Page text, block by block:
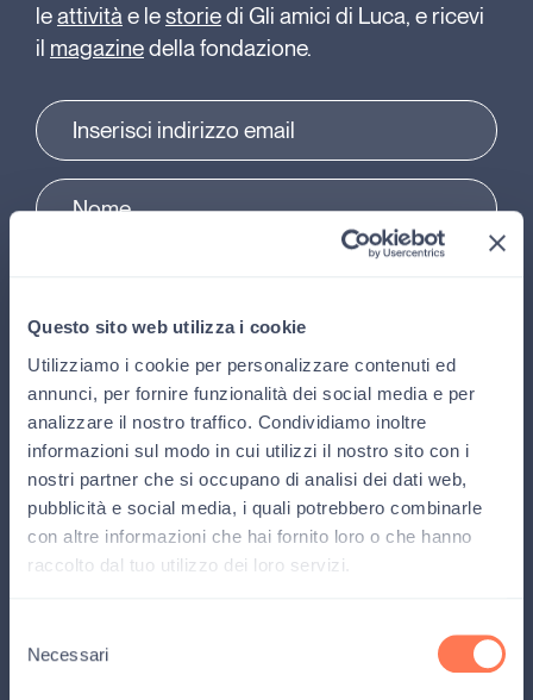
Questo sito web utilizza i cookie
Utilizziamo i cookie per personalizzare contenuti ed
annunci, per fornire funzionalità dei social media e per
analizzare il nostro traffico. Condividiamo inoltre
informazioni sul modo in cui utilizzi il nostro sito con i
nostri partner che si occupano di analisi dei dati web,
pubblicità e social media, i quali potrebbero combinarle
con altre informazioni che hai fornito loro o che hanno
raccolto dal tuo utilizzo dei loro servizi.
delNecessari
leattivitàe lestoriedi Gli amici di Luca, e ricevi
il magazinedella fondazione.
Ambito di interesse
Operatore sanitario Familiare Altro
Privacy Policy*
Leggi la
e rimani aggiornato su tutte le novità, i
progetti, le attività e le storie di Gli amici di Luca, e ricevi il
magazine della fondazione.